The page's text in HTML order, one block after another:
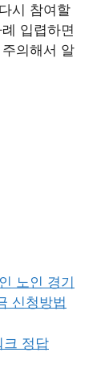
시 참여할
입렵하면
의해서 알
노인 경기
신청방법
크 정답